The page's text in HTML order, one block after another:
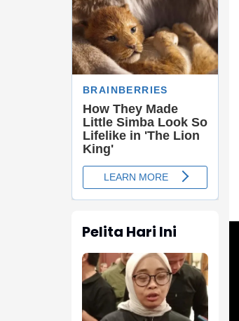
Pelita Hari Ini